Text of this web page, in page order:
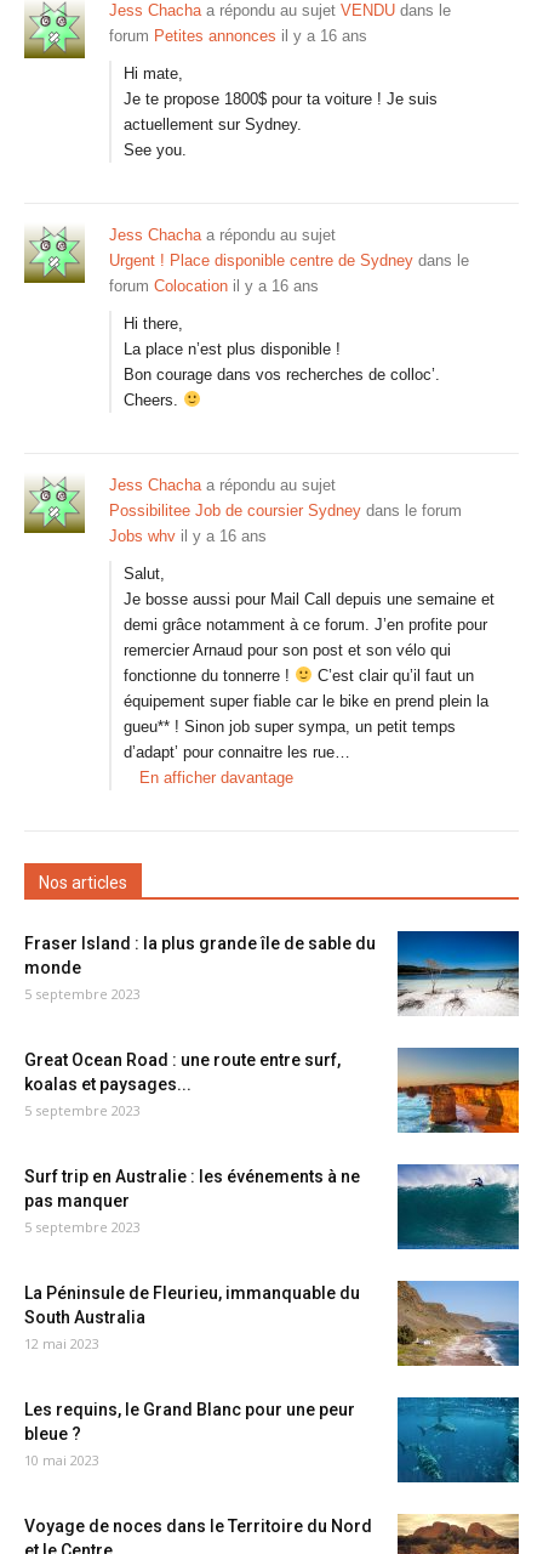
Jess Chachaa répondu au sujet VENDU dans le
forum Petites annonces il y a 16 ans
Hi mate,
Je te propose 1800$ pour ta voiture ! Je suis
actuellement sur Sydney.
See you.
Jess Chachaa répondu au sujet
Urgent ! Place disponible centre de Sydney dans le
forum Colocation il y a 16 ans
Hi there,
La place n’est plus disponible !
Bon courage dans vos recherches de colloc’.
Cheers.
Jess Chachaa répondu au sujet
Possibilitee Job de coursier Sydney dans le forum
Jobs whv il y a 16 ans
Salut,
Je bosse aussi pour Mail Call depuis une semaine et
demi grâce notamment à ce forum. J’en profite pour
remercier Arnaud pour son post et son vélo qui
fonctionne du tonnerre !
C’est clair qu’il faut un
équipement super fiable car le bike en prend plein la
gueu** ! Sinon job super sympa, un petit temps
d’adapt’ pour connaitre les rue…
En afficher davantage
Nos articles
Fraser Island : la plus grande île de sable du
monde
5 septembre 2023
Great Ocean Road : une route entre surf,
koalas et paysages...
5 septembre 2023
Surf trip en Australie : les événements à ne
pas manquer
5 septembre 2023
La Péninsule de Fleurieu, immanquable du
South Australia
12 mai 2023
Les requins, le Grand Blanc pour une peur
bleue ?
10 mai 2023
Voyage de noces dans le Territoire du Nord